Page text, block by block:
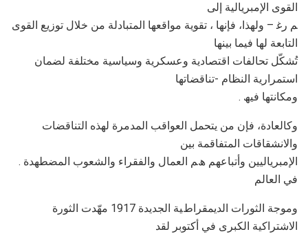
اﻟﻘﻮى اﻹﻣﺒﺮﯾﺎﻟﯿﺔ إﻟﻰ
ﻢ رﻏ – وﻟﮭﺬا، ﻓﺈﻧﮭﺎ ، ﺗﻘﻮﯾﺔ ﻣﻮاﻗﻌﮭﺎ اﻟﻤﺘﺒﺎدﻟﺔ ﻣﻦ ﺧﻼل ﺗﻮزﯾﻊ اﻟﻘﻮى
اﻟﺘﺎﺑﻌﺔ ﻟﮭﺎ ﻓﯿﻤﺎ ﺑﯿﻨﮭﺎ
ﺗُﺸﻜّﻞ ﺗﺤﺎﻟﻔﺎت اﻗﺘﺼﺎدﯾﺔ وﻋﺴﻜﺮﯾﺔ وﺳﯿﺎﺳﯿﺔ ﻣﺨﺘﻠﻔﺔ ﻟﻀﻤﺎن
اﺳﺘﻤﺮارﯾﺔ اﻟﻨﻈﺎم -ﺗﻨﺎﻗﻀﺎﺗﮭﺎ
. وﻣﻜﺎﻧﺘﮭﺎ ﻓﯿﮫ
وﻛﺎﻟﻌﺎدة، ﻓﺈن ﻣﻦ ﯾﺘﺤﻤﻞ اﻟﻌﻮاﻗﺐ اﻟﻤﺪﻣﺮة ﻟﮭﺬه اﻟﺘﻨﺎﻗﻀﺎت
واﻻﻧﺸﻘﺎﻗﺎت اﻟﻤﺘﻔﺎﻗﻤﺔ ﺑﯿﻦ
. اﻹﻣﺒﺮﯾﺎﻟﯿﯿﻦ وأﺗﺒﺎﻋﮭﻢ ھﻢ اﻟﻌﻤﺎل واﻟﻔﻘﺮاء واﻟﺸﻌﻮب اﻟﻤﻀﻄﮭﺪة
ﻓﻲ اﻟﻌﺎﻟﻢ
وﻣﻮﺟﺔ اﻟﺜﻮرات اﻟﺪﯾﻤﻘﺮاطﯿﺔ اﻟﺠﺪﯾﺪة 1917 ﻣﮭّﺪت اﻟﺜﻮرة
اﻻﺷﺘﺮاﻛﯿﺔ اﻟﻜﺒﺮى ﻓﻲ أﻛﺘﻮﺑﺮ ﻟﻘﺪ